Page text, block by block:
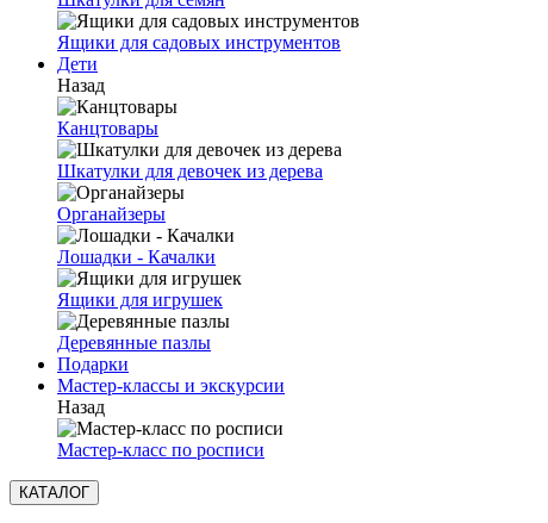
Ящики для садовых инструментов
Дети
Назад
Канцтовары
Шкатулки для девочек из дерева
Органайзеры
Лошадки - Качалки
Ящики для игрушек
Деревянные пазлы
Подарки
Мастер-классы и экскурсии
Назад
Мастер-класс по росписи
КАТАЛОГ